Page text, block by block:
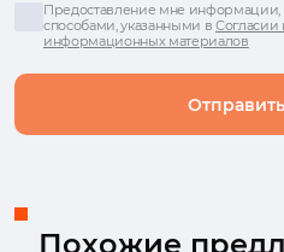
Предоставление мне информации,
способами, указанными вСогласии
информационных материалов
Похожие